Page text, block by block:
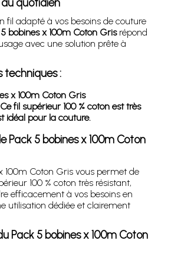
fil adapté à vos besoins de couture
bobines x 100m Coton Grisrépond
avec une solution prête à
techniques :
x 100m Coton Gris
fil supérieur 100 % coton est très
idéal pour la couture.
Pack 5 bobines x 100m Coton
100m Coton Gris vous permet de
100 % coton très résistant,
efficacement à vos besoins en
utilisation dédiée et clairement
Pack 5 bobines x 100m Coton